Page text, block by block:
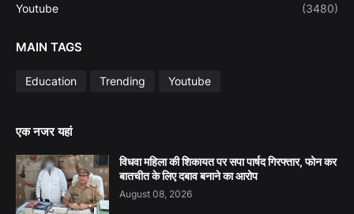
Youtube (3480)
MAIN TAGS
Education Trending Youtube
एक नजर यहां
विधवा महिला की शिकायत पर सपा पार्षद गिरफ्तार, फोन कर
बातचीत के लिए दबाव बनाने का आरोप
August 08, 2026